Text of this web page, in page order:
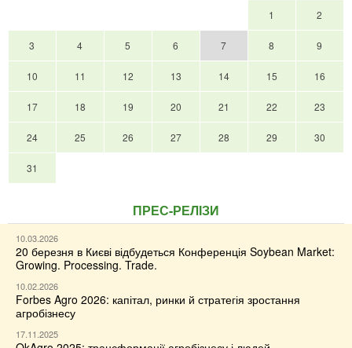
1 2
3 4 5 6 7 8 9
10 11 12 13 14 15 16
17 18 19 20 21 22 23
24 25 26 27 28 29 30
31
ПРЕС-РЕЛІЗИ
10.03.2026
20 березня в Києві відбудеться Конференція Soybean Market:
Growing. Processing. Trade.
10.02.2026
Forbes Agro 2026: капітал, ринки й стратегія зростання
агробізнесу
17.11.2025